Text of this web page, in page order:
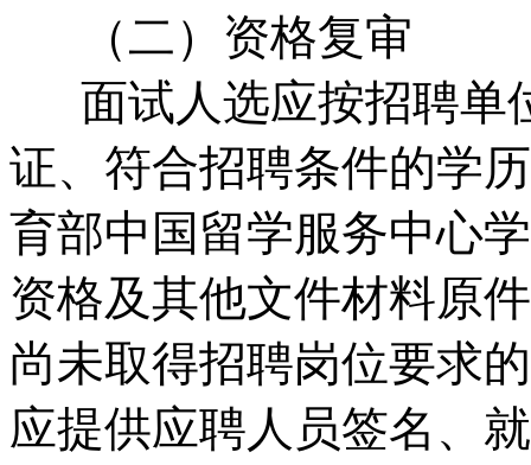
（二）资格复审
面试人选应按招聘单
证、符合招聘条件的学
育部中国留学服务中心
资格及其他文件材料原
尚未取得招聘岗位要求
应提供应聘人员签名、